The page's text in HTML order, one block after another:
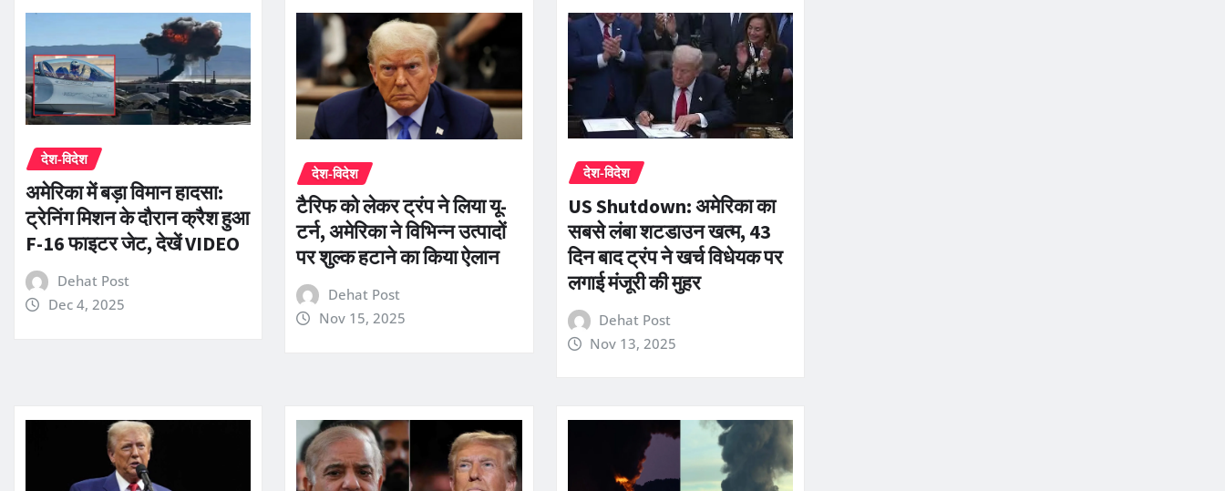
देश-विदेश
अमेरिका में बड़ा विमान हादसा:
ट्रेनिंग मिशन के दौरान क्रैश हुआ
F-16 फाइटर जेट, देखें VIDEO
Dehat Post
Dec 4, 2025
देश-विदेश
टैरिफ को लेकर ट्रंप ने लिया यू-
टर्न, अमेरिका ने विभिन्न उत्पादों
पर शुल्क हटाने का किया ऐलान
Dehat Post
Nov 15, 2025
देश-विदेश
US Shutdown: अमेरिका का
सबसे लंबा शटडाउन खत्म, 43
दिन बाद ट्रंप ने खर्च विधेयक पर
लगाई मंजूरी की मुहर
Dehat Post
Nov 13, 2025